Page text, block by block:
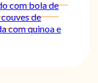
com bola de
de
com quinoa e